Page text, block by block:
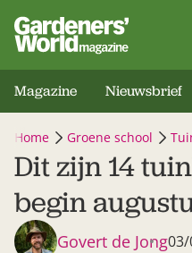
Magazine Nieuwsbrief
Home Groene school
Dit zijn 14
begin
Govert de Jong